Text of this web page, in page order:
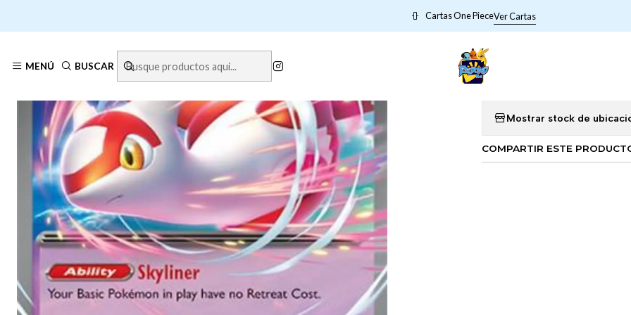
MENÚ BUSCAR
Cartas One PieceVer Cartas
CARTAS POKEMON META Latias ex - 076/191 - Ultra Rare
|
Latias ex -
Mostrar stock de
COMPARTIR ESTE